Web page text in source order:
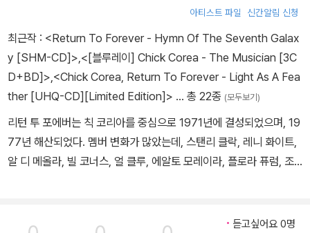
아티스트 파일 신간알림 신청
최근작 : <Return To Forever - Hymn Of The Seventh Galax
y [SHM-CD]>,<[블루레이] Chick Corea - The Musician [3C
D+BD]>,<Chick Corea, Return To Forever - Light As A Fea
ther [UHQ-CD][Limited Edition]> … 총 22종 (모두보기)
리턴 투 포에버는 칙 코리아를 중심으로 1971년에 결성되었으며, 19
77년 해산되었다. 멤버 변화가 많았는데, 스탠리 클락, 레니 화이트,
알 디 메올라, 빌 코너스, 얼 클루, 에알토 모레이라, 플로라 퓨럼, 조
풍의 독특한 퓨전 재즈를 선보였다. 이후 3집부터는 일렉트릭 기타
듣고싶어요 0명